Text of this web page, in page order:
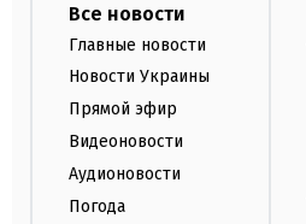
Все новости
Главные новости
Новости Украины
Прямой эфир
Видеоновости
Аудионовости
Погода